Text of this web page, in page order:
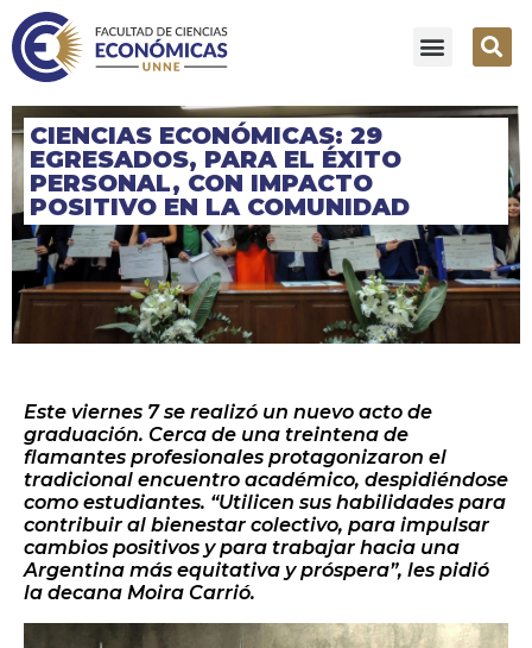
CIENCIAS ECONÓMICAS: 29
EGRESADOS, PARA EL ÉXITO
PERSONAL, CON IMPACTO
POSITIVO EN LA COMUNIDAD
Este viernes 7 se realizó un nuevo acto de
graduación. Cerca de una treintena de
flamantes profesionales protagonizaron el
tradicional encuentro académico, despidiéndose
como estudiantes. “Utilicen sus habilidades para
contribuir al bienestar colectivo, para impulsar
cambios positivos y para trabajar hacia una
Argentina más equitativa y próspera”, les pidió
la decana Moira Carrió.